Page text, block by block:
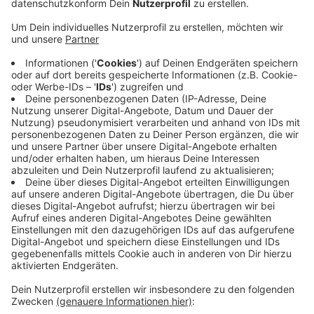
Die Arbeiten auf der Seite des Herzogtheaters sind
abgeschlossen. Der Gehweg dort wurde schon zur
Pfingstkirmes freigegeben. Auch die neue
Wasserleitung liegt auf beiden Seiten der Straße. Nur
zwei Hausanschlüsse fehlen noch. Derzeit wird auf der
Südseite der neue Gehweg gebaut. Danach folgen die
Randsteine und Beeteinfassungen. Anschließend
startet das Pflastern. Zum Schluss wird noch die
Fahrbahn erneuert. Die Stadt geht davon aus, dass
alles bis Oktober fertig ist. Fußgänger können die
Straße weiterhin nutzen. Auch die Eingänge zu den
Geschäften bleiben erreichbar.